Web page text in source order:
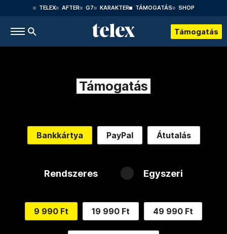
TELEX AFTER G7 KARAKTER TÁMOGATÁS SHOP
Támogatás
Támogatás
Bankkártya PayPal Átutalás
Rendszeres Egyszeri
9 990 Ft 19 990 Ft 49 990 Ft